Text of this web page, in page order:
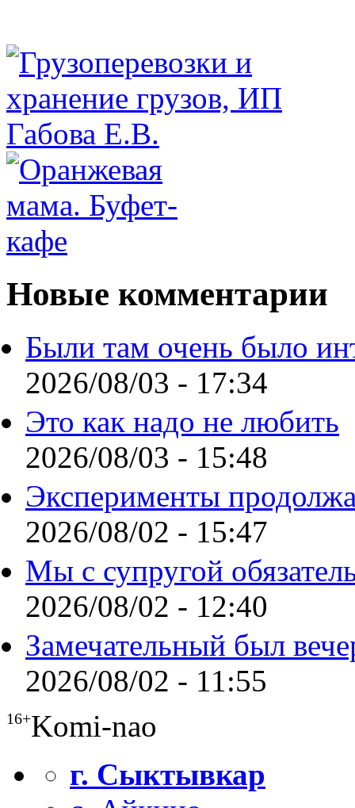
Новые комментарии
Были там очень было
2026/08/03 - 17:34
Это как надо не любить
2026/08/03 - 15:48
Эксперименты
2026/08/02 - 15:47
Мы с супругой
2026/08/02 - 12:40
Замечательный был
2026/08/02 - 11:55
16+Komi-nao
г. Сыктывкар